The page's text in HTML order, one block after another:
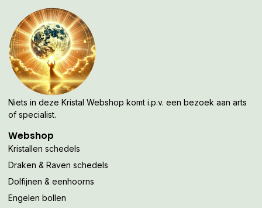
Niets in deze Kristal Webshop komt i.p.v. een bezoek aan arts
of specialist.
Webshop
Kristallen schedels
Draken & Raven schedels
Dolfijnen & eenhoorns
Engelen bollen